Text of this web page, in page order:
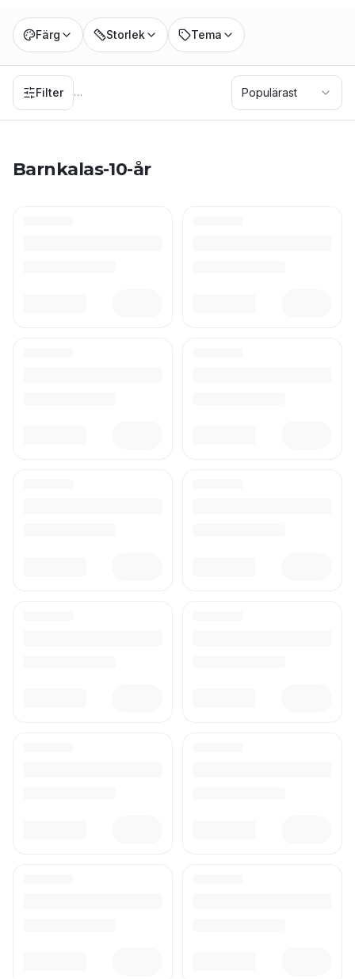
Färg Storlek Tema
Filter … Populärast
Barnkalas-10-år